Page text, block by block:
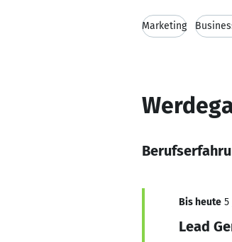
Marketing
Bis heute 5
Lead